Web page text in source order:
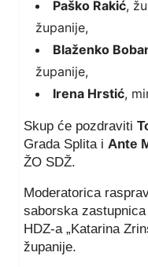
Paško Rakić,
županije,
Blaženko
županije,
Irena Hrstić,
Skup će pozdraviti
Grada Splita i Ante
ŽO SDŽ.
Moderatorica
saborska
HDZ-a „Katarina
županije.